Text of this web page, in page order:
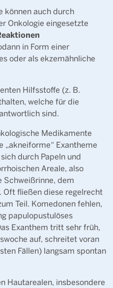
können auch durch
Onkologie eingesetzte
in Form einer
oder als ekzemähnliche
Hilfsstoffe (z. B.
welche für die
sind.
Medikamente
„akneiforme“ Exantheme
durch Papeln und
Areale, also
Schweißrinne, dem
Oft fließen diese regelrecht
Teil. Komedonen fehlen,
papulopustulöses
Exanthem tritt sehr früh,
auf, schreitet voran
Fällen) langsam spontan
Hautarealen, insbesondere